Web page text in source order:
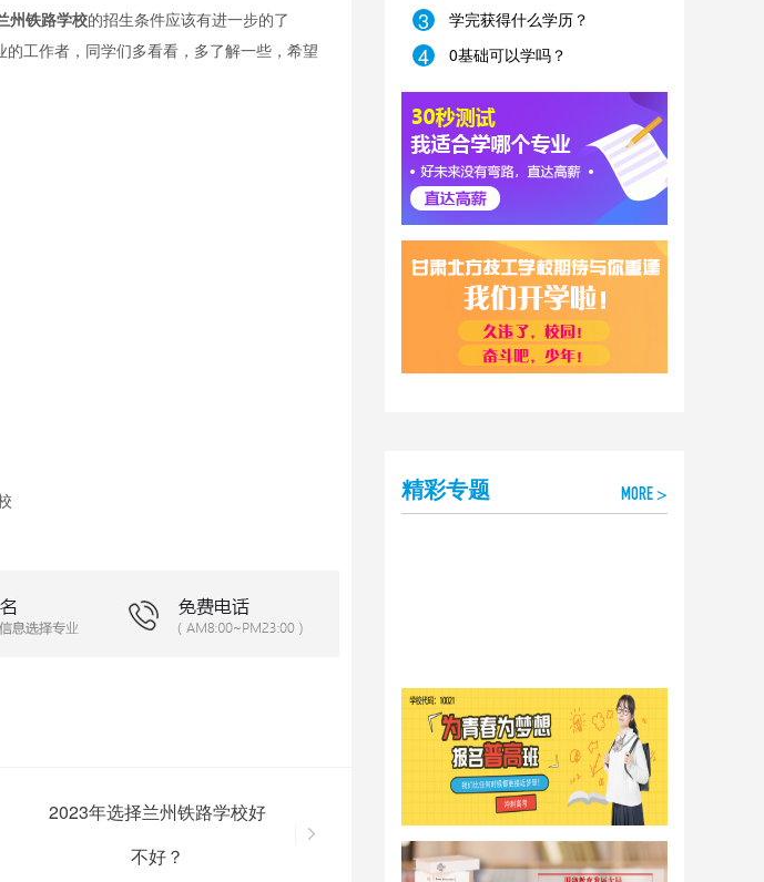
州铁路学校的招生条件应该有进一步的了
工作者，同学们多看看，多了解一些，希望
3 学完获得什么学历？
4 0基础可以学吗？
精彩专题 MORE >
2023年选择兰州铁路学校好
不好？